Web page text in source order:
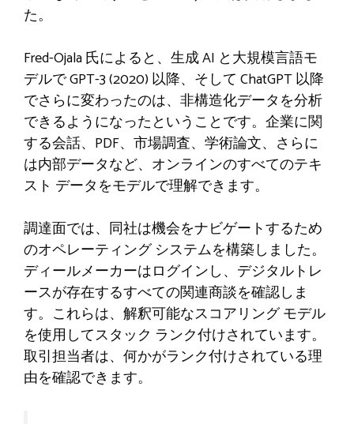
た。
Fred-Ojala 氏によると、生成 AI と大規模言語モ
デルで GPT-3 (2020) 以降、そして ChatGPT 以降
でさらに変わったのは、非構造化データを分析
できるようになったということです。企業に関
する会話、PDF、市場調査、学術論文、さらに
は内部データなど、オンラインのすべてのテキ
スト データをモデルで理解できます。
調達面では、同社は機会をナビゲートするため
のオペレーティング システムを構築しました。
ディールメーカーはログインし、デジタルトレ
ースが存在するすべての関連商談を確認しま
す。これらは、解釈可能なスコアリング モデル
を使用してスタック ランク付けされています。
取引担当者は、何かがランク付けされている理
由を確認できます。